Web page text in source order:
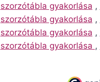
szorzótábla gyakorlása ,
szorzótábla gyakorlása ,
szorzótábla gyakorlása ,
szorzótábla gyakorlása ,